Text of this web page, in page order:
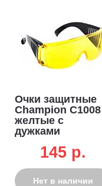
Очки защитные
Champion C1008
желтые с
дужками
145 p.
Нет в наличии